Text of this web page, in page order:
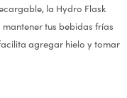
la Hydro Flask
tus bebidas frías
agregar hielo y tomar